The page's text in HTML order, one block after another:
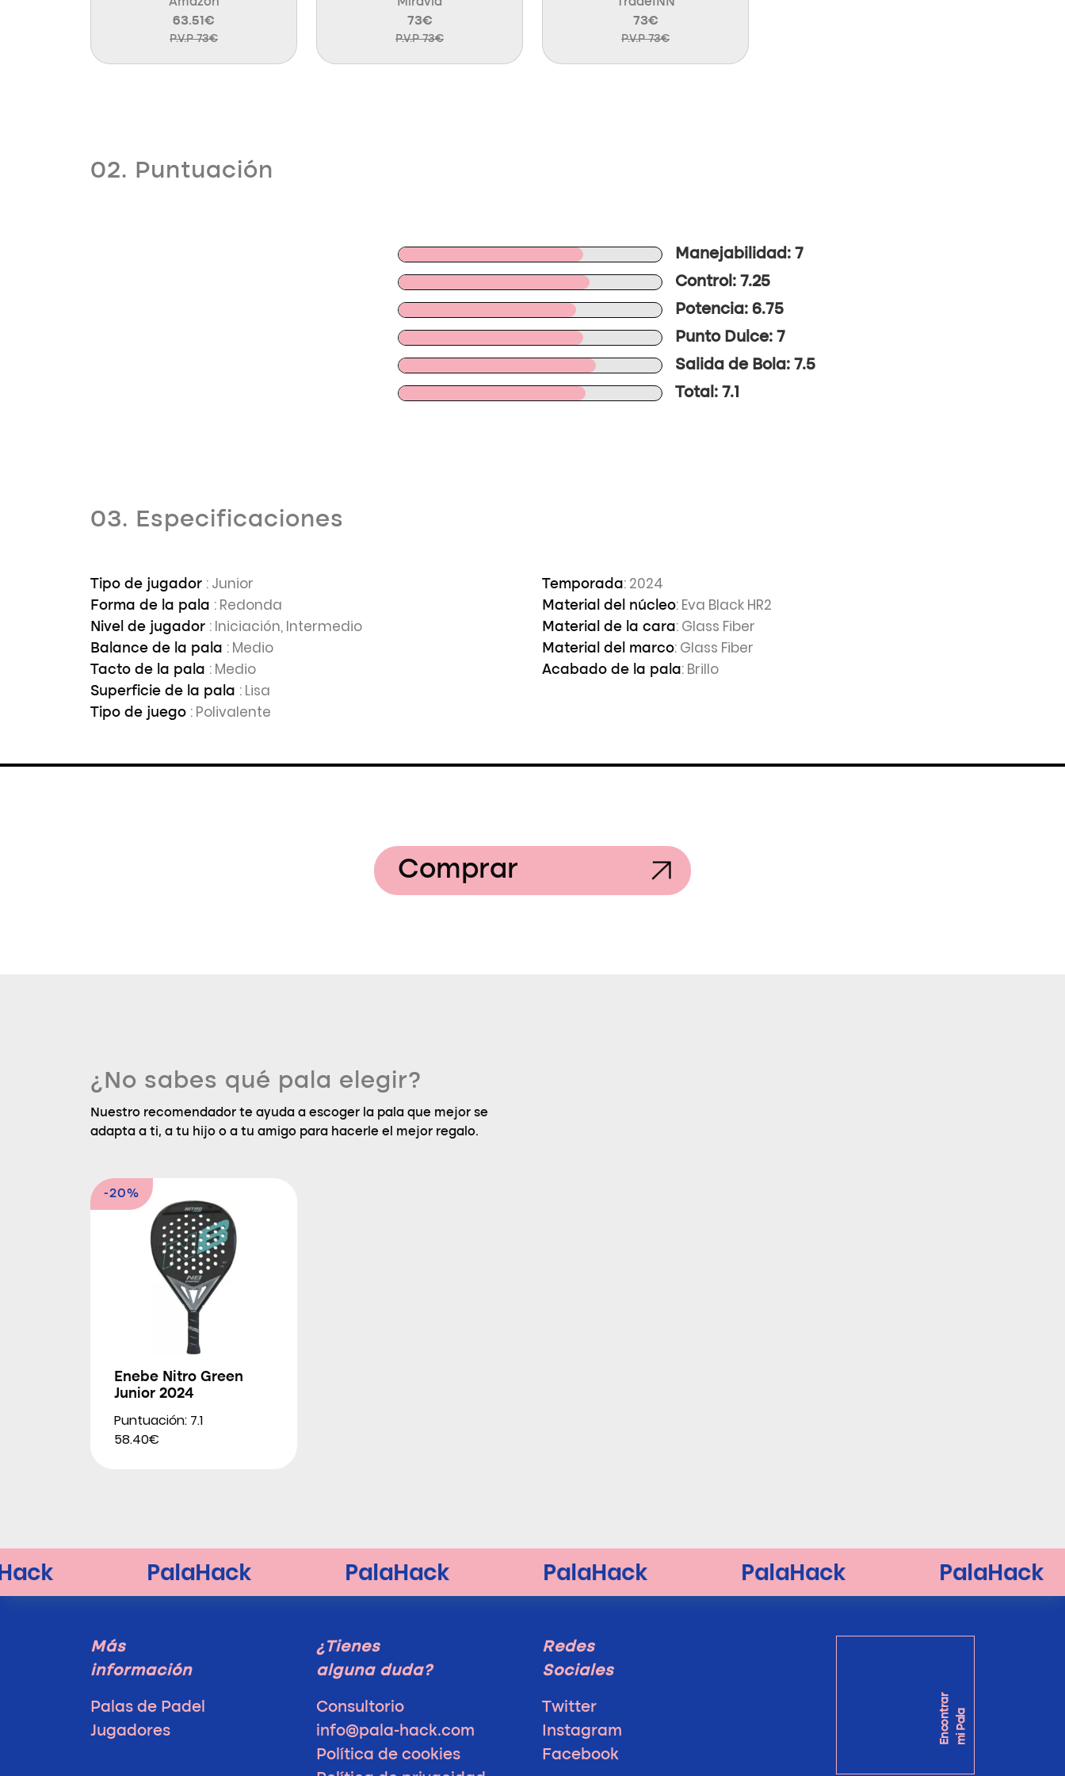
63.51€
P.V.P 73€
73€
P.V.P 73€
73€
P.V.P 73€
02. Puntuación
Manejabilidad: 7
Control: 7.25
Potencia: 6.75
Punto Dulce: 7
Salida de Bola: 7.5
Total: 7.1
03. Especificaciones
Tipo de jugador : Junior
Forma de la pala : Redonda
Nivel de jugador : Iniciación, Intermedio
Balance de la pala : Medio
Tacto de la pala : Medio
Superficie de la pala : Lisa
Tipo de juego : Polivalente
Temporada: 2024
Material del núcleo: Eva Black HR2
Material de la cara: Glass Fiber
Material del marco: Glass Fiber
Acabado de la pala: Brillo
Comprar
¿No sabes qué pala elegir?
Nuestro recomendador te ayuda a escoger la pala que mejor se
adapta a ti, a tu hijo o a tu amigo para hacerle el mejor regalo.
-20%
Enebe Nitro Green
Junior 2024
Puntuación: 7.1
58.40€
Más
información
Palas de Padel
Jugadores
¿Tienes
alguna duda?
Consultorio
info@pala-hack.com
Política de cookies
Redes
Sociales
Twitter
Instagram
Facebook